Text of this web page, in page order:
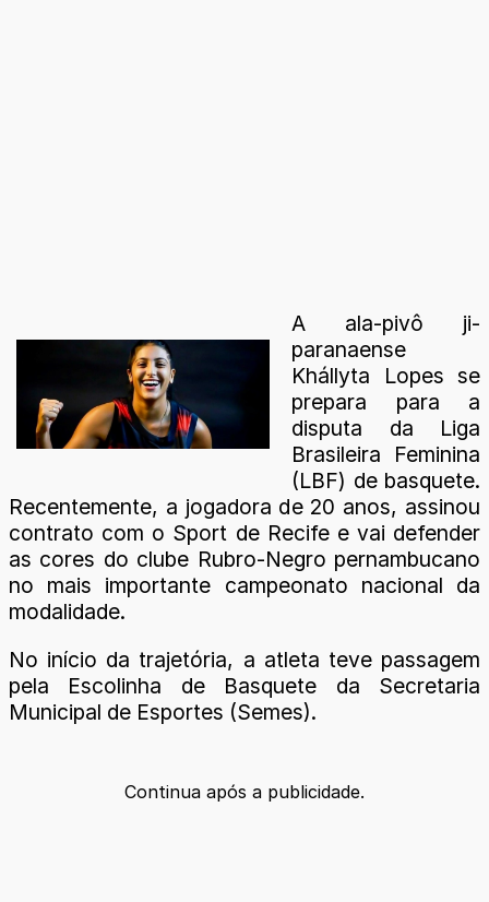
A ala-pivô ji-
paranaense
Khállyta Lopes se
prepara para a
disputa da Liga
Brasileira Feminina
(LBF) de basquete.
Recentemente, a jogadora de 20 anos, assinou
contrato com o Sport de Recife e vai defender
as cores do clube Rubro-Negro pernambucano
no mais importante campeonato nacional da
modalidade.
No início da trajetória, a atleta teve passagem
pela Escolinha de Basquete da Secretaria
Municipal de Esportes (Semes).
Continua após a publicidade.